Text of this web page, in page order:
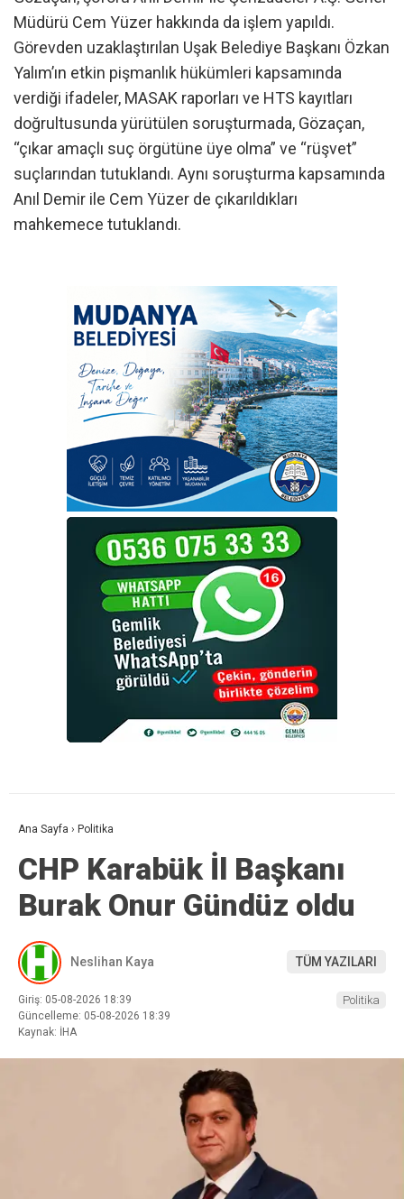
Müdürü Cem Yüzer hakkında da işlem yapıldı.
Görevden uzaklaştırılan Uşak Belediye Başkanı Özkan
Yalım’ın etkin pişmanlık hükümleri kapsamında
verdiği ifadeler, MASAK raporları ve HTS kayıtları
doğrultusunda yürütülen soruşturmada, Gözaçan,
“çıkar amaçlı suç örgütüne üye olma” ve “rüşvet”
suçlarından tutuklandı. Aynı soruşturma kapsamında
Anıl Demir ile Cem Yüzer de çıkarıldıkları
mahkemece tutuklandı.
Ana Sayfa › Politika
CHP Karabük İl Başkanı
Burak Onur Gündüz oldu
Neslihan Kaya TÜM YAZILARI
Giriş: 05-08-2026 18:39
Güncelleme: 05-08-2026 18:39
Kaynak: İHA
Politika